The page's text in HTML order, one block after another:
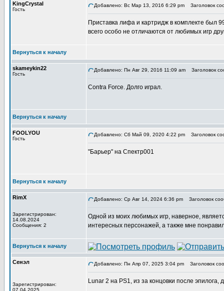
KingCrystal
Гость
Добавлено: Вс Мар 13, 2016 6:29 pm Заголовок
Приставка лифа и картридж в комплекте был
всего особо не отличаются от любимых игр
Вернуться к началу
skameykin22
Гость
Добавлено: Пн Авг 29, 2016 11:09 am Заголовок
Contra Force. Долго играл.
Вернуться к началу
FOOLYOU
Гость
Добавлено: Сб Май 09, 2020 4:22 pm Заголовок
"Барьер" на Спектр001
Вернуться к началу
RimX
Зарегистрирован:
14.08.2024
Сообщения: 2
Добавлено: Ср Авг 14, 2024 6:36 pm Заголовок
Одной из моих любимых игр, наверное,
интересных персонажей, а также мне
Вернуться к началу
Сенэл
Зарегистрирован:
07.04.2025
Добавлено: Пн Апр 07, 2025 3:04 pm Заголовок
Lunar 2 на PS1, из за концовки после эпилога,